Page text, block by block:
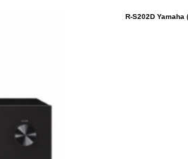
R-S202D Yamaha